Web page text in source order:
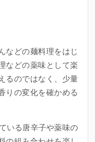
などの麺料理をはじ
などの薬味として楽
るのではなく、少量
りの変化を確かめる
いる唐辛子や薬味の